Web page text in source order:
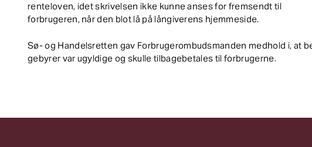
renteloven, idet skrivelsen ikke kunne anses for fremsendt til
forbrugeren, når den blot lå på långiverens hjemmeside.
Sø- og Handelsretten gav Forbrugerombudsmanden medhold i, at
gebyrer var ugyldige og skulle tilbagebetales til forbrugerne.